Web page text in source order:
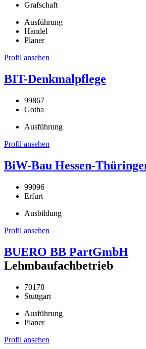
Grafschaft
Ausführung
Handel
Planer
Profil ansehen
BIT-Denkmalpflege
99867
Gotha
Ausführung
Profil ansehen
BiW-Bau Hessen-
99096
Erfurt
Ausbildung
Profil ansehen
BUERO BB PartGmbH
Lehmbaufachbetrieb
70178
Stuttgart
Ausführung
Planer
Profil ansehen